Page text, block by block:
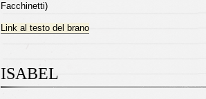
Facchinetti)
Link al testo del brano
ISABEL